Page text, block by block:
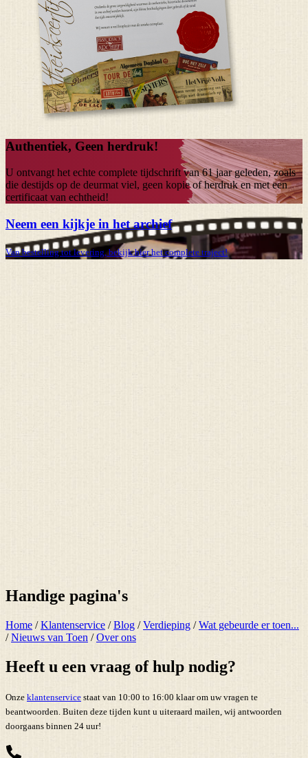
Authentiek, Geen herdruk!
U ontvangt het echte complete tijdschrift van61 jaargeleden, zoals
die destijds op de deurmat viel, geen kopie of herdruk en met een
certificaat van echtheid!
Neem een kijkje in het archief
Van bestelling tot levering, bekijk hier het complete traject!
Handige pagina's
Home /Klantenservice /Blog /Verdieping /Wat gebeurde er toen...
/Nieuws van Toen /Over ons
Heeft u een vraag of hulp nodig?
Onze klantenservice staat van 10:00 to 16:00 klaar om uw vragen te
beantwoorden. Buiten deze tijden kunt u uiteraard mailen, wij antwoorden
doorgaans binnen 24 uur!